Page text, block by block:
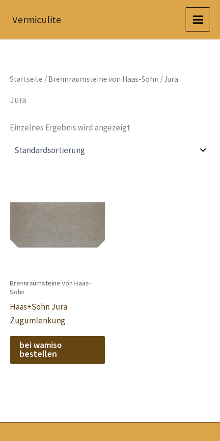
InhaltVermiculite
Startseite / Brennraumsteine von Haas-Sohn / Jura
Jura
Einzelnes Ergebnis wird angezeigt
Brennraumsteine von Haas-
Sohn
Haas+Sohn Jura
Zugumlenkung
bei wamiso
bestellen